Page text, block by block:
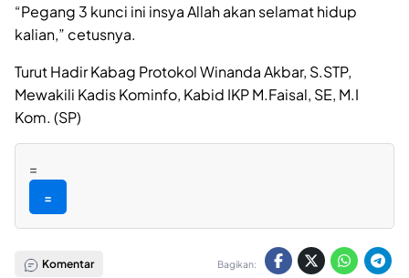
“Pegang 3 kunci ini insya Allah akan selamat hidup
kalian,” cetusnya.
Turut Hadir Kabag Protokol Winanda Akbar, S.STP,
Mewakili Kadis Kominfo, Kabid IKP M.Faisal, SE, M.I
Kom. (SP)
=
=
Komentar Bagikan: